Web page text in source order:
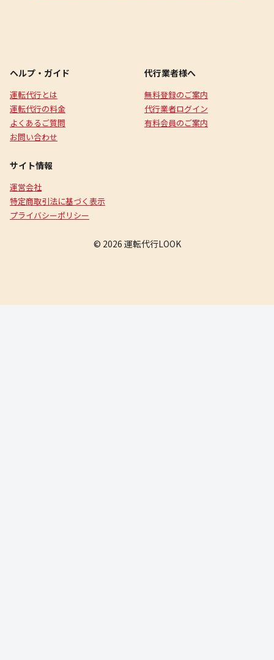
ヘルプ・ガイド
運転代行とは
運転代行の料金
よくあるご質問
お問い合わせ
代行業者様へ
無料登録のご案内
代行業者ログイン
有料会員のご案内
サイト情報
運営会社
特定商取引法に基づく表示
プライバシーポリシー
© 2026 運転代行LOOK